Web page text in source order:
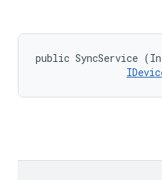
public SyncService